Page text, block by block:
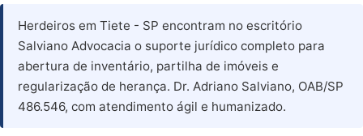
Herdeiros em Tiete - SP encontram no escritório
Salviano Advocacia o suporte jurídico completo para
abertura de inventário, partilha de imóveis e
regularização de herança. Dr. Adriano Salviano, OAB/SP
486.546, com atendimento ágil e humanizado.